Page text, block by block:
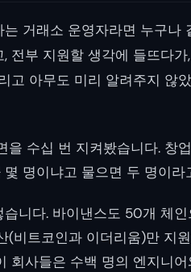
는 거래소 운영자라면 누구나
, 전부 지원할 생각에 들뜨다
고 아무도 미리 알려주지 않
을 수십 번 지켜봤습니다. 창
몇 명이냐고 물으면 두 명이
습니다. 바이낸스도 50개 체
(비트코인과 이더리움)만 지
회사들은 수백 명의 엔지니